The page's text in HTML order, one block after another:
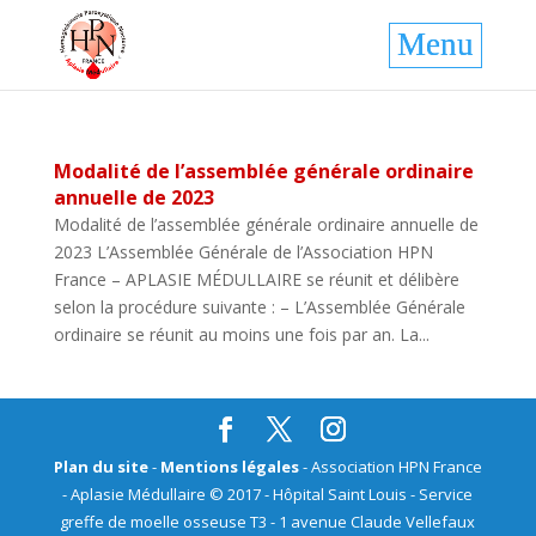
Modalité de l’assemblée générale ordinaire
annuelle de 2023
Modalité de l’assemblée générale ordinaire annuelle de
2023 L’Assemblée Générale de l’Association HPN
France – APLASIE MÉDULLAIRE se réunit et délibère
selon la procédure suivante : – L’Assemblée Générale
ordinaire se réunit au moins une fois par an. La...
Plan du site- Mentions légales- Association HPN France
- Aplasie Médullaire © 2017 - Hôpital Saint Louis - Service
greffe de moelle osseuse T3 - 1 avenue Claude Vellefaux